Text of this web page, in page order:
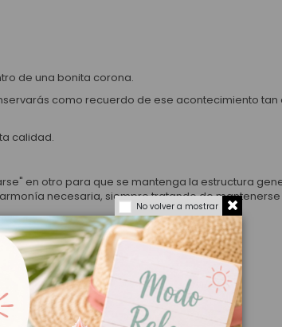
de una bonita corona.
como recuerdo de ese acontecimiento tan
calidad.
en otro para que se mantenga la estructura
necesaria, siempre tratando de
No volver a mostrar